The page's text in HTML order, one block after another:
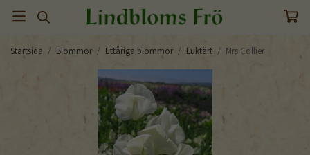
Startsida / Blommor / Ettåriga blommor / Luktärt / Mrs Collier